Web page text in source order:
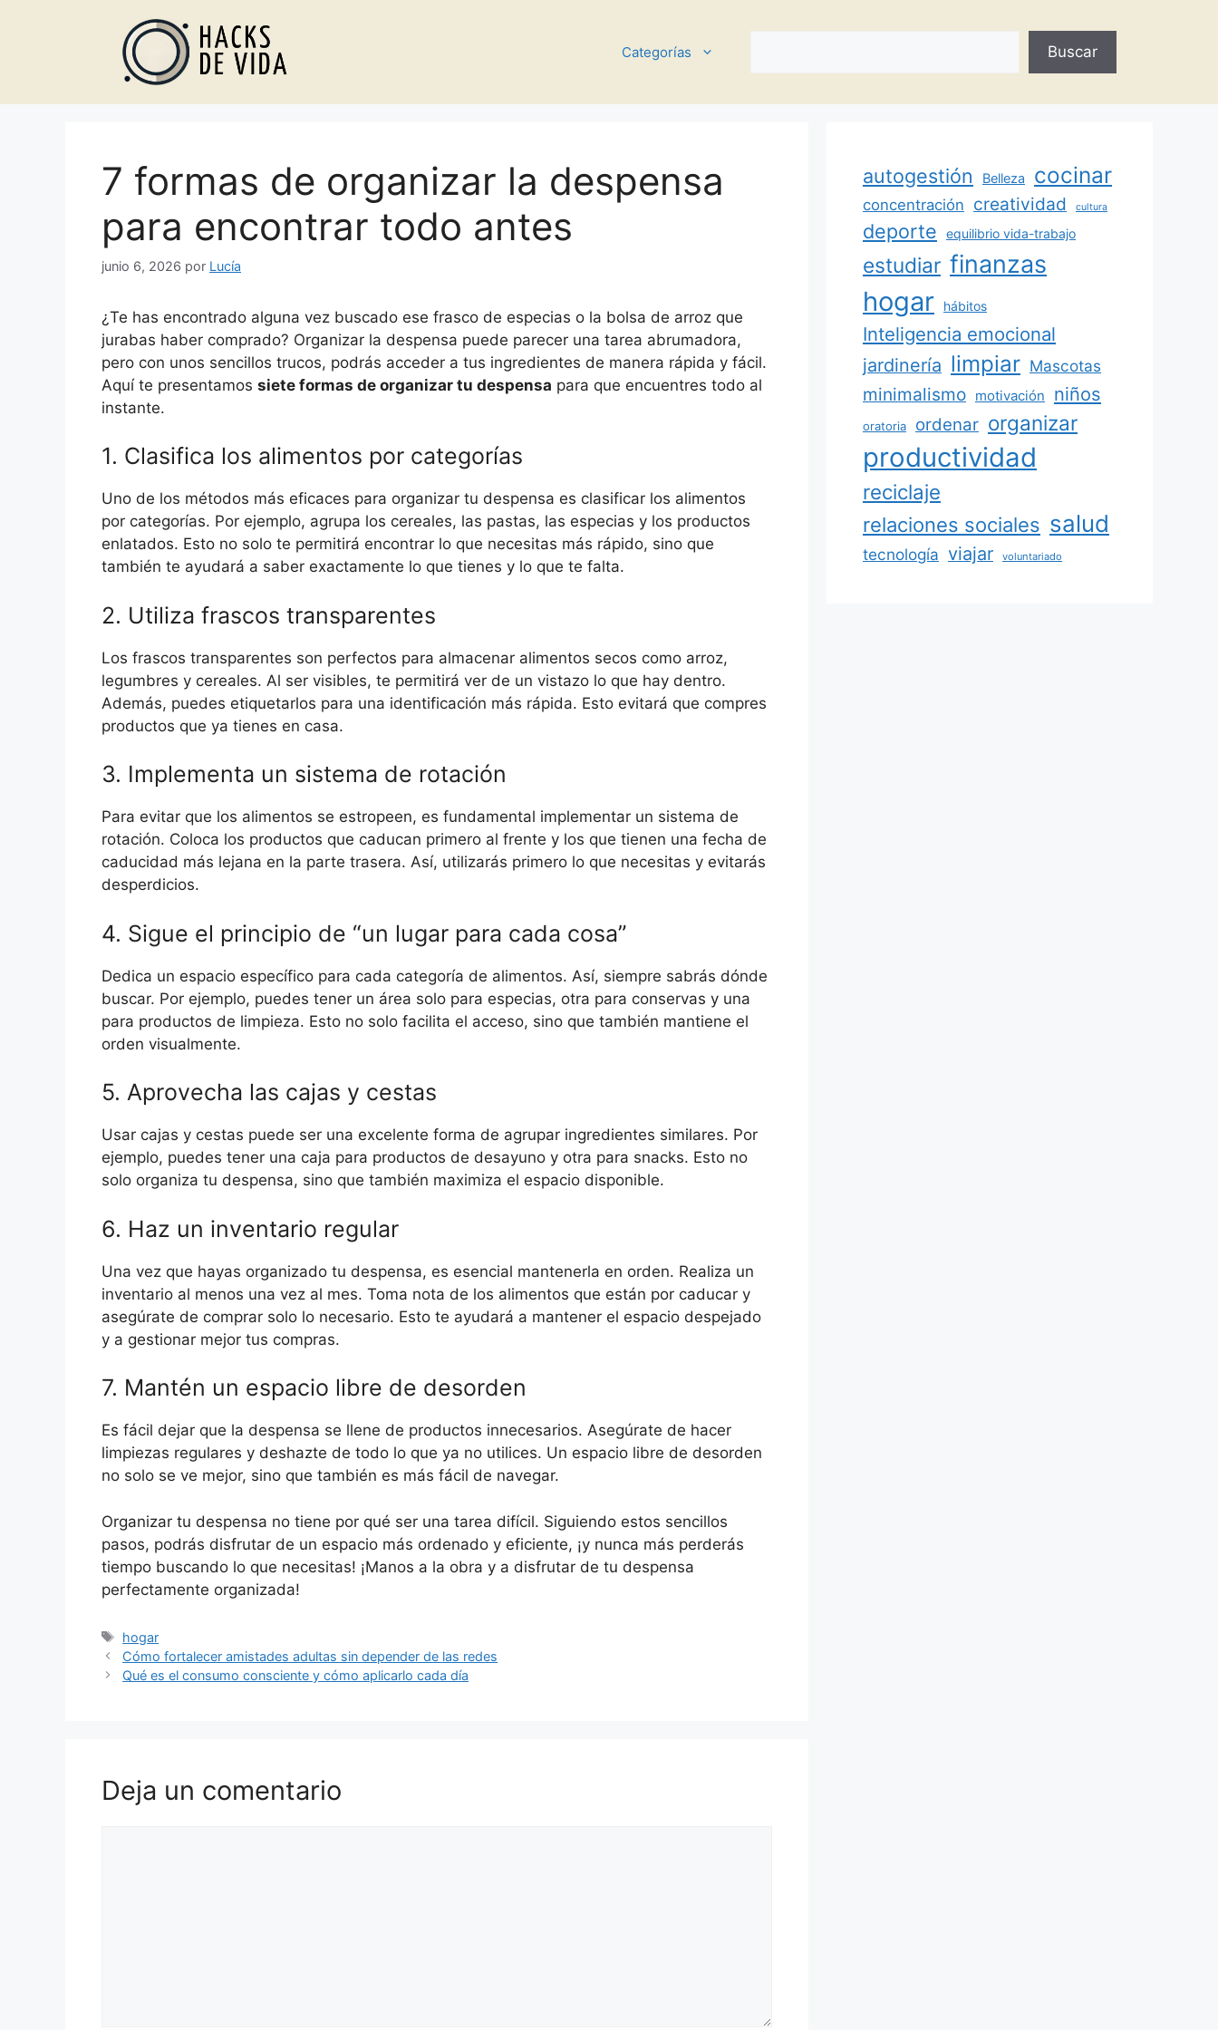
Categorías Buscar
7 formas de organizar la despensa
para encontrar todo antes
junio 6, 2026 por Lucía
¿Te has encontrado alguna vez buscado ese frasco de especias o la bolsa de arroz que
jurabas haber comprado? Organizar la despensa puede parecer una tarea abrumadora,
pero con unos sencillos trucos, podrás acceder a tus ingredientes de manera rápida y fácil.
Aquí te presentamos siete formas de organizar tu despensa para que encuentres todo al
instante.
1. Clasifica los alimentos por categorías
Uno de los métodos más eficaces para organizar tu despensa es clasificar los alimentos
por categorías. Por ejemplo, agrupa los cereales, las pastas, las especias y los productos
enlatados. Esto no solo te permitirá encontrar lo que necesitas más rápido, sino que
también te ayudará a saber exactamente lo que tienes y lo que te falta.
2. Utiliza frascos transparentes
Los frascos transparentes son perfectos para almacenar alimentos secos como arroz,
legumbres y cereales. Al ser visibles, te permitirá ver de un vistazo lo que hay dentro.
Además, puedes etiquetarlos para una identificación más rápida. Esto evitará que compres
productos que ya tienes en casa.
3. Implementa un sistema de rotación
Para evitar que los alimentos se estropeen, es fundamental implementar un sistema de
rotación. Coloca los productos que caducan primero al frente y los que tienen una fecha de
caducidad más lejana en la parte trasera. Así, utilizarás primero lo que necesitas y evitarás
desperdicios.
4. Sigue el principio de “un lugar para cada cosa”
Dedica un espacio específico para cada categoría de alimentos. Así, siempre sabrás dónde
buscar. Por ejemplo, puedes tener un área solo para especias, otra para conservas y una
para productos de limpieza. Esto no solo facilita el acceso, sino que también mantiene el
orden visualmente.
5. Aprovecha las cajas y cestas
Usar cajas y cestas puede ser una excelente forma de agrupar ingredientes similares. Por
ejemplo, puedes tener una caja para productos de desayuno y otra para snacks. Esto no
solo organiza tu despensa, sino que también maximiza el espacio disponible.
6. Haz un inventario regular
Una vez que hayas organizado tu despensa, es esencial mantenerla en orden. Realiza un
inventario al menos una vez al mes. Toma nota de los alimentos que están por caducar y
asegúrate de comprar solo lo necesario. Esto te ayudará a mantener el espacio despejado
y a gestionar mejor tus compras.
7. Mantén un espacio libre de desorden
Es fácil dejar que la despensa se llene de productos innecesarios. Asegúrate de hacer
limpiezas regulares y deshazte de todo lo que ya no utilices. Un espacio libre de desorden
no solo se ve mejor, sino que también es más fácil de navegar.
Organizar tu despensa no tiene por qué ser una tarea difícil. Siguiendo estos sencillos
pasos, podrás disfrutar de un espacio más ordenado y eficiente, ¡y nunca más perderás
tiempo buscando lo que necesitas! ¡Manos a la obra y a disfrutar de tu despensa
perfectamente organizada!
Etiquetas
hogar
Cómo fortalecer amistades adultas sin depender de las redes
Qué es el consumo consciente y cómo aplicarlo cada día
Deja un comentario
autogestión Belleza cocinar
concentración creatividad cultura
deporte equilibrio vida-trabajo
estudiar finanzas
hogar hábitos
Inteligencia emocional
jardinería limpiar Mascotas
minimalismo motivación niños
oratoria ordenar organizar
productividad
reciclaje
relaciones sociales salud
tecnología viajar voluntariado